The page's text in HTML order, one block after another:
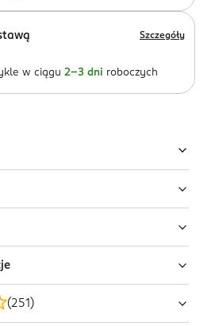
Szczegóły
w ciągu 2-3 dni roboczych
twarzy i ciała opracowany na
aloesu błyskawicznie poprawia
redukując przesuszenia,
Zainspirowany
żel może zastąpić zarówno
Leaf Juice, Aqua (Water),
Glycol, Polysorbate 20,
Sodium Hyaluronate,
(251 )